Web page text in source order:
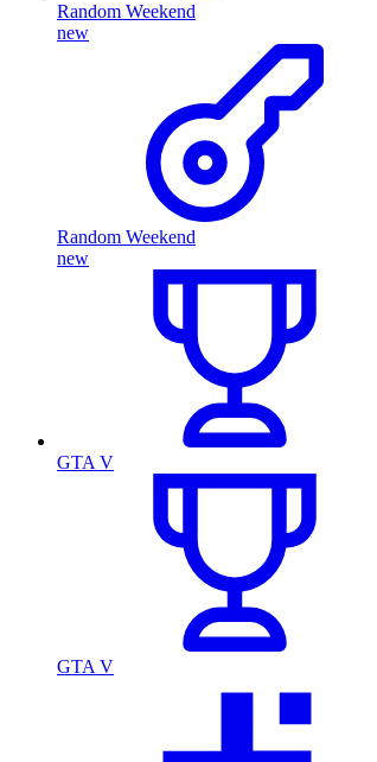
Random Weekend
new
Random Weekend
new
GTA V
GTA V